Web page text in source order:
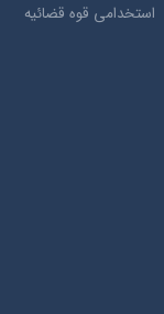
استخدامی قوه قضائیه